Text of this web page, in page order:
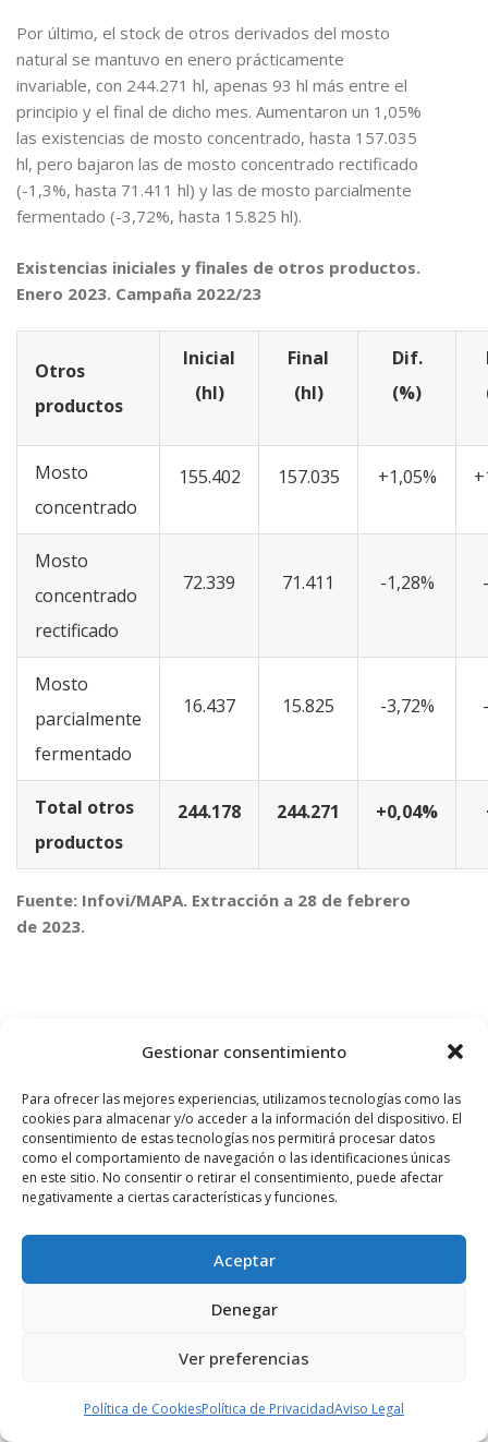
Gestionar consentimiento
Para ofrecer las mejores experiencias, utilizamos tecnologías como las
cookies para almacenar y/o acceder a la información del dispositivo. El
consentimiento de estas tecnologías nos permitirá procesar datos
como el comportamiento de navegación o las identificaciones únicas
en este sitio. No consentir o retirar el consentimiento, puede afectar
negativamente a ciertas características y funciones.
Aceptar
Denegar
Ver preferencias
Política de CookiesPolítica de PrivacidadAviso Legal
Por último, el stock de otros derivados del mosto
natural se mantuvo en enero prácticamente
invariable, con 244.271 hl, apenas 93 hl más entre el
principio y el final de dicho mes. Aumentaron un 1,05%
las existencias de mosto concentrado, hasta 157.035
hl, pero bajaron las de mosto concentrado rectificado
(-1,3%, hasta 71.411 hl) y las de mosto parcialmente
fermentado (-3,72%, hasta 15.825 hl).
Existencias iniciales y finales de otros productos.
Enero 2023. Campaña 2022/23
Otros
productos
Inicial
(hl)
Final
(hl)
Dif.
(%)
Mosto
concentrado
155.402 157.035 +1,05%
Mosto
concentrado
rectificado
72.339 71.411 -1,28%
Mosto
parcialmente
fermentado
16.437 15.825 -3,72%
Total otros
productos
244.178 244.271 +0,04%
Fuente: Infovi/MAPA. Extracción a 28 de febrero
de 2023.
Leave a comment